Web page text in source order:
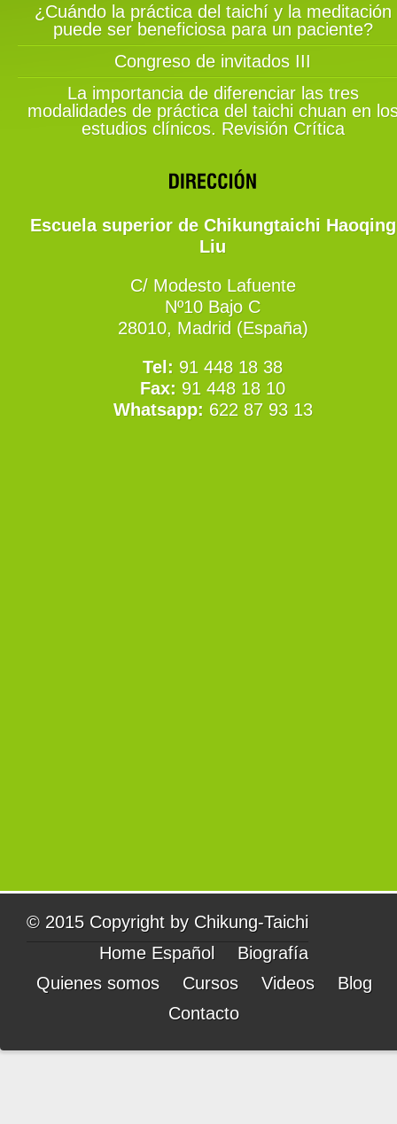
¿Cuándo la práctica del taichí y la meditación
puede ser beneficiosa para un paciente?
Congreso de invitados III
La importancia de diferenciar las tres
modalidades de práctica del taichi chuan en
estudios clínicos. Revisión Crítica
Escuela superior de Chikungtaichi Haoqing
Liu
C/ Modesto Lafuente
Nº10 Bajo C
28010, Madrid (España)
Tel: 91 448 18 38
Fax: 91 448 18 10
Whatsapp: 622 87 93 13
© 2015 Copyright by Chikung-Taichi
Home Español
Biografía
Quienes somos
Cursos Videos
Blog
Contacto